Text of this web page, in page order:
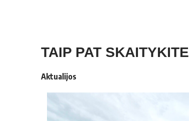
TAIP PAT SKAITYKITE
Aktualijos